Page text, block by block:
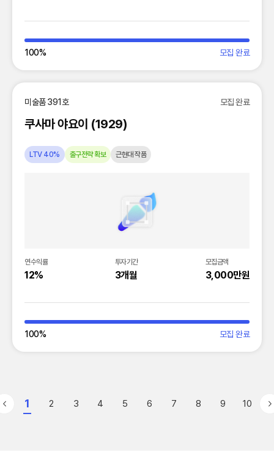
100% 모집 완료
미술품 391호 모집 완료
쿠사마 야요이 (1929)
LTV 40% 출구전략 확보 근현대 작품
연수익률
12%
투자기간
3개월
모집금액
3,000만원
100% 모집 완료
1 2 3 4 5 6 7 8 9 10